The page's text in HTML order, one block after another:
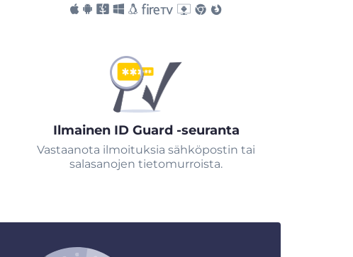
Ilmainen ID Guard -seuranta
Vastaanota ilmoituksia sähköpostin tai
salasanojen tietomurroista.